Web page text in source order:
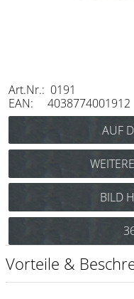
Messer / Klingen
Feather
e-kwip
Kämme
Bürsten
Art.Nr.: 0191
EAN: 4038774001912
Joewell Craft CR 610
(Haarschere 6,1”)BILD
Vorteile &